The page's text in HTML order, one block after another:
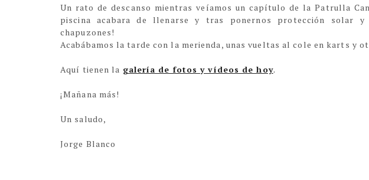
Un rato de descanso mientras veíamos un capítulo de la Patrulla
piscina acabara de llenarse y tras ponernos protección solar
chapuzones!
Acabábamos la tarde con la merienda, unas vueltas al cole en karts y
Aquí tienen la galería de fotos y vídeos de hoy.
¡Mañana más!
Un saludo,
Jorge Blanco